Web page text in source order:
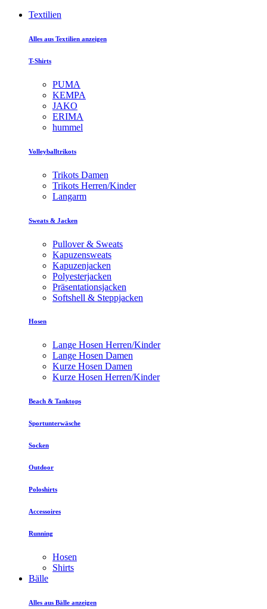
Textilien
Alles aus Textilien anzeigen
T-Shirts
PUMA
KEMPA
JAKO
ERIMA
hummel
Volleyballtrikots
Trikots Damen
Trikots Herren/Kinder
Langarm
Sweats & Jacken
Pullover & Sweats
Kapuzensweats
Kapuzenjacken
Polyesterjacken
Präsentationsjacken
Softshell & Steppjacken
Hosen
Lange Hosen Herren/Kinder
Lange Hosen Damen
Kurze Hosen Damen
Kurze Hosen Herren/Kinder
Beach & Tanktops
Sportunterwäsche
Socken
Outdoor
Poloshirts
Accessoires
Running
Hosen
Shirts
Bälle
Alles aus Bälle anzeigen